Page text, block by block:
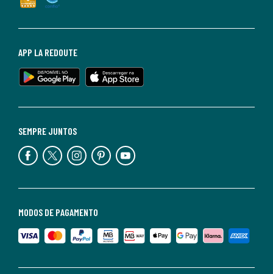
MODOS DE PAGAMENTO
SEMPRE JUNTOS
APP LA REDOUTE